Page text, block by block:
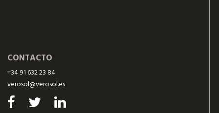
CONTACTO
+34 91 632 23 84
verosol@verosol.es